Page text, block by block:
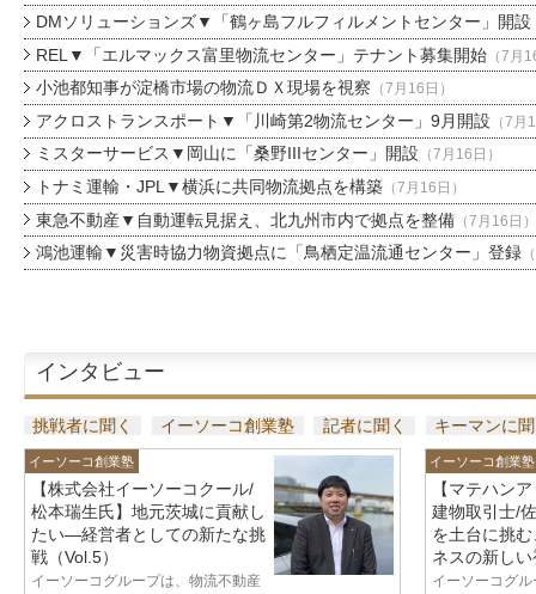
DMソリューションズ▼「鶴ヶ島フルフィルメントセンター」開設
REL▼「エルマックス富里物流センター」テナント募集開始（7月
小池都知事が淀橋市場の物流ＤＸ現場を視察 （7月16日）
アクロストランスポート▼「川崎第2物流センター」9月開設 （7月
ミスターサービス▼岡山に「桑野IIIセンター」開設 （7月16日）
トナミ運輸・JPL▼横浜に共同物流拠点を構築（7月16日）
東急不動産▼自動運転見据え、北九州市内で拠点を整備（7月16日）
鴻池運輸▼災害時協力物資拠点に「鳥栖定温流通センター」登録
インタビュー
挑戦者に聞く イーソーコ創業塾 記者に聞く キーマンに
イーソーコ創業塾
【株式会社イーソーコクール/
松本瑞生氏】地元茨城に貢献し
たい—経営者としての新たな挑
戦（Vol.5）
イーソーコグループは、物流不動産
イーソーコ創業塾
【マテハン
建物取引士/
を土台に挑
ネスの新し
イーソーコグ